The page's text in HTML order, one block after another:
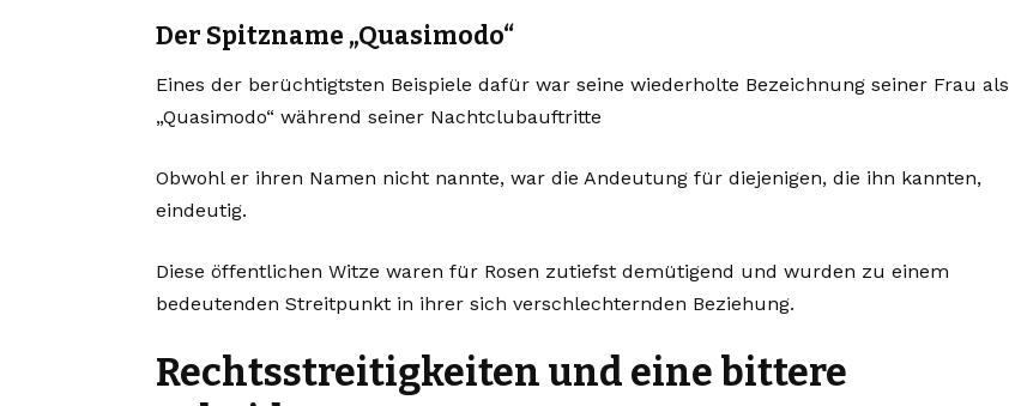
Der Spitzname „Quasimodo“
Eines der berüchtigtsten Beispiele dafür war seine wiederholte Bezeichnung seiner Frau als
„Quasimodo“ während seiner Nachtclubauftritte
Obwohl er ihren Namen nicht nannte, war die Andeutung für diejenigen, die ihn kannten,
eindeutig.
Diese öffentlichen Witze waren für Rosen zutiefst demütigend und wurden zu einem
bedeutenden Streitpunkt in ihrer sich verschlechternden Beziehung.
Rechtsstreitigkeiten und eine bittere